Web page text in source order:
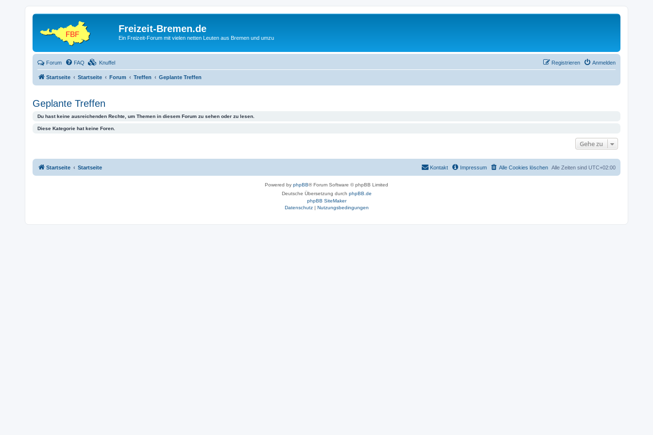
Freizeit-Bremen.de
Ein Freizeit-Forum mit vielen netten Leuten aus Bremen und umzu
Forum FAQ Knuffel Anmelden
Registrieren
Startseite Startseite Forum Treffen Geplante Treffen
Geplante Treffen
Du hast keine ausreichenden Rechte, um Themen in diesem Forum zu sehen oder zu lesen.
Diese Kategorie hat keine Foren.
Gehe zu
Startseite Startseite Alle Zeiten sind UTC+02:00
Alle Cookies löschen
Impressum
Kontakt
Powered by phpBB® Forum Software © phpBB Limited
Deutsche Übersetzung durch phpBB.de
phpBB SiteMaker
Datenschutz| Nutzungsbedingungen